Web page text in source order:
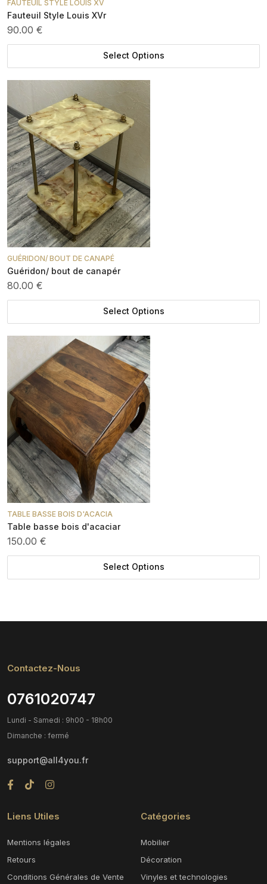
FAUTEUIL STYLE LOUIS XV
Fauteuil Style Louis XVr
90.00 €
Select Options
GUÉRIDON/ BOUT DE CANAPÉ
Guéridon/ bout de canapér
80.00 €
Select Options
TABLE BASSE BOIS D'ACACIA
Table basse bois d'acaciar
150.00 €
Select Options
Contactez-Nous
0761020747
Lundi - Samedi : 9h00 - 18h00
Dimanche : fermé
support@all4you.fr
Liens Utiles
Mentions légales
Retours
Conditions Générales de Vente
Catégories
Mobilier
Décoration
Vinyles et technologies